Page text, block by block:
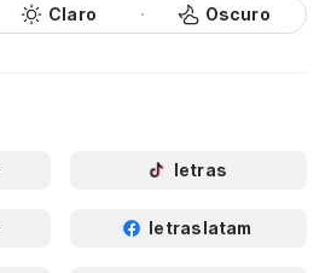
Claro Oscuro
letras
letraslatam